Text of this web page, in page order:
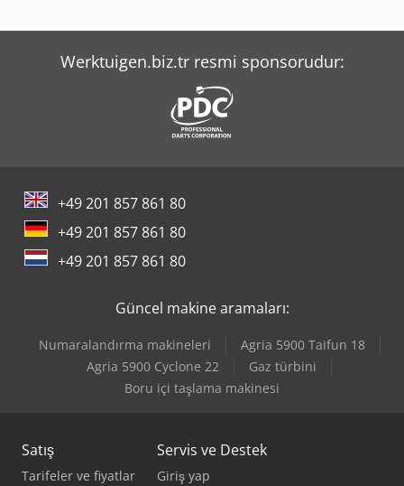
Werktuigen.biz.tr resmi sponsorudur:
+49 201 857 861 80
+49 201 857 861 80
+49 201 857 861 80
Güncel makine aramaları:
Numaralandırma makineleri
Agria 5900 Taifun 18
Agria 5900 Cyclone 22
Gaz türbini
Boru içi taşlama makinesi
Satış
Tarifeler ve fiyatlar
Servis ve Destek
Giriş yap